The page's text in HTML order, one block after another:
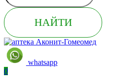
НАЙТИ
whatsapp
0